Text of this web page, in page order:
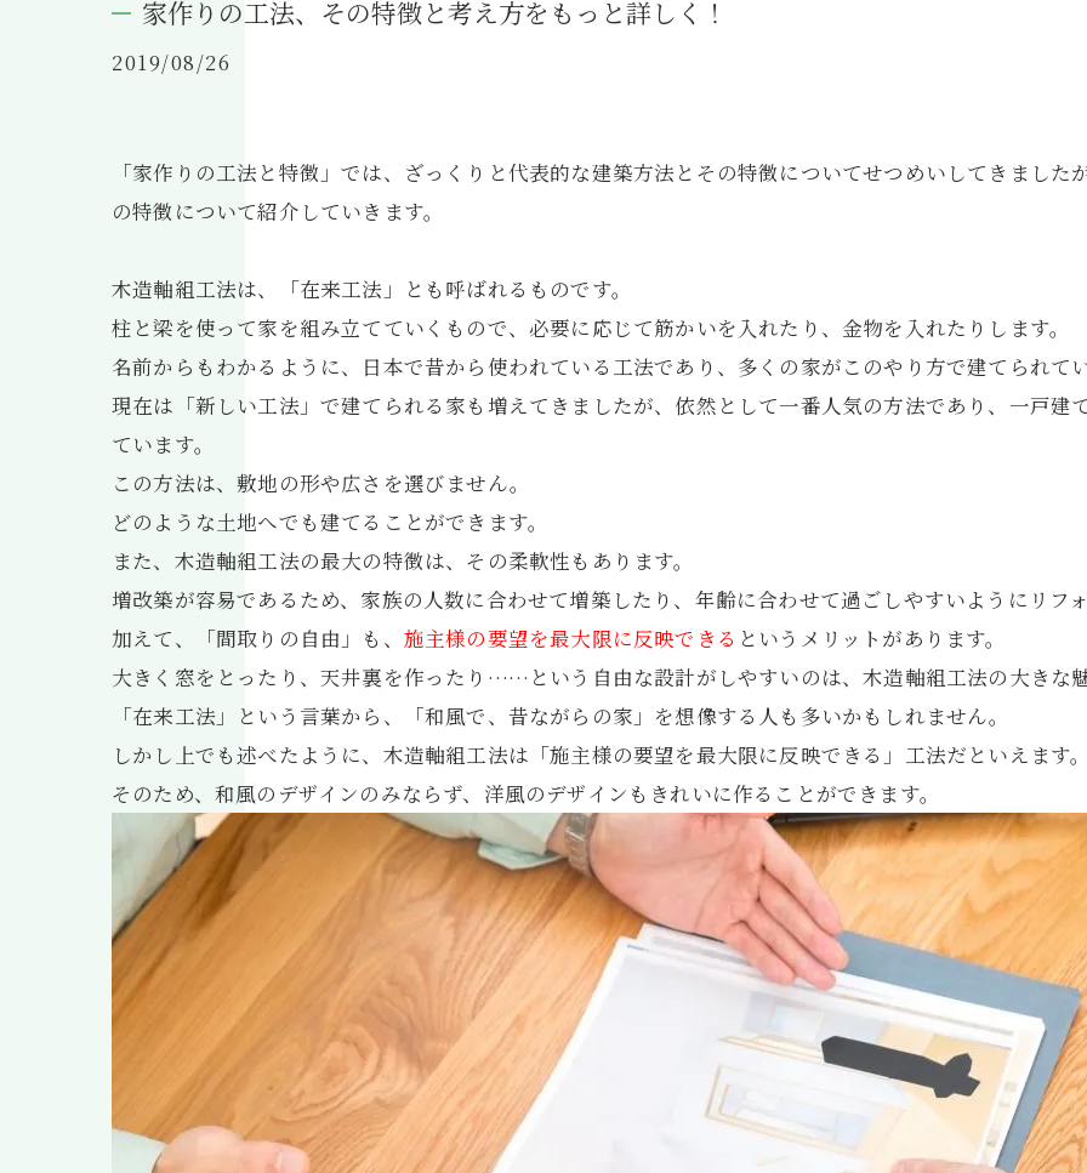
家作りの工法、その特徴と考え方をもっと詳しく！
2019/08/26
「家作りの工法と特徴」では、ざっくりと代表的な建築方法とその特徴についてせつめいしてきまし
の特徴について紹介していきます。
木造軸組工法は、「在来工法」とも呼ばれるものです。
柱と梁を使って家を組み立てていくもので、必要に応じて筋かいを入れたり、金物を入れたりします。
名前からもわかるように、日本で昔から使われている工法であり、多くの家がこのやり方で建てられて
現在は「新しい工法」で建てられる家も増えてきましたが、依然として一番人気の方法であり、一戸
ています。
この方法は、敷地の形や広さを選びません。
どのような土地へでも建てることができます。
また、木造軸組工法の最大の特徴は、その柔軟性もあります。
増改築が容易であるため、家族の人数に合わせて増築したり、年齢に合わせて過ごしやすいようにリフ
加えて、「間取りの自由」も、 施主様の要望を最大限に反映できる というメリットがあります。
大きく窓をとったり、天井裏を作ったり……という自由な設計がしやすいのは、木造軸組工法の大きな
「在来工法」という言葉から、「和風で、昔ながらの家」を想像する人も多いかもしれません。
しかし上でも述べたように、木造軸組工法は「施主様の要望を最大限に反映できる」工法だといえます
そのため、和風のデザインのみならず、洋風のデザインもきれいに作ることができます。